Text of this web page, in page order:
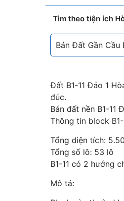
Tìm theo tiện ích
Bán Đất Gần Cầu
Đất B1-11 Đảo 1
đúc.
Bán đất nền B1-11
Thông tin block B1-
Tổng diện tích:
Tổng số lô: 53 lô
B1-11 có 2 hướng
Mô tả: